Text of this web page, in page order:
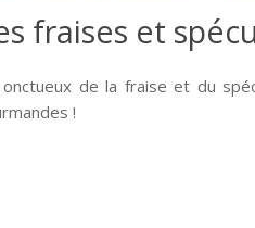
fraises et
de la fraise et du
!